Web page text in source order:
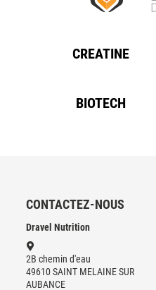
CREATINE
BIOTECH
CONTACTEZ-NOUS
Dravel Nutrition
2B chemin d'eau
49610 SAINT MELAINE SUR
AUBANCE